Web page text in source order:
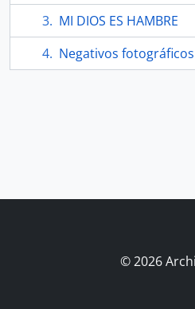
MI DIOS ES HAMBRE
Negativos fotográficos de "La
© 2026